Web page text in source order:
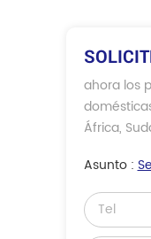
ahora los
África,
Asunto :